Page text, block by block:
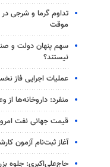
تداوم گرما و شرجی در
موقت
سهم پنهان دولت و
نیستند؟
عملیات اجرایی فاز
منفرد: داروخانه‌ها از
قیمت جهانی نفت امروز ۱۶ مرداد؛ هر بشکه برنت ۸۳ دلار و ۲۹
آغاز ثبت‌نام‌ آزمون
حاج‌علی‌اکبری: